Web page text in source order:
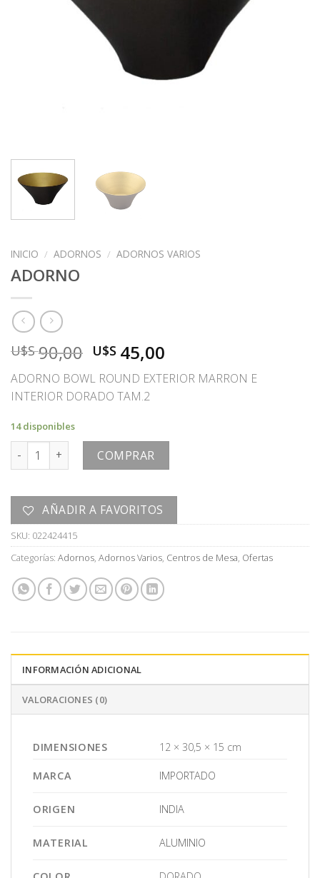
INICIO / ADORNOS / ADORNOS VARIOS
ADORNO
U$S90,00 El
precio
original
era:
90,00.
U$S 45,00
precio
actual
45,00.
ADORNO BOWL ROUND EXTERIOR MARRON E
INTERIOR DORADO TAM.2
14 disponibles
ADORNO cantidadCOMPRAR
AÑADIR A FAVORITOS
SKU: 022424415
Categorías: Adornos, Adornos Varios, Centros de Mesa, Ofertas
INFORMACIÓN ADICIONAL
VALORACIONES (0)
DIMENSIONES 12 × 30,5 × 15 cm
MARCA IMPORTADO
ORIGEN INDIA
MATERIAL ALUMINIO